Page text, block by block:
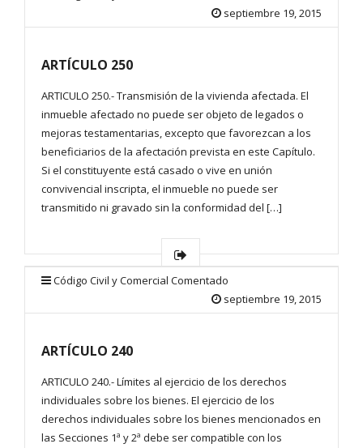
septiembre 19, 2015
ARTÍCULO 250
ARTICULO 250.- Transmisión de la vivienda afectada. El
inmueble afectado no puede ser objeto de legados o
mejoras testamentarias, excepto que favorezcan a los
beneficiarios de la afectación prevista en este Capítulo.
Si el constituyente está casado o vive en unión
convivencial inscripta, el inmueble no puede ser
transmitido ni gravado sin la conformidad del […]
Código Civil y Comercial Comentado
septiembre 19, 2015
ARTÍCULO 240
ARTICULO 240.- Límites al ejercicio de los derechos
individuales sobre los bienes. El ejercicio de los
derechos individuales sobre los bienes mencionados en
las Secciones 1ª y 2ª debe ser compatible con los